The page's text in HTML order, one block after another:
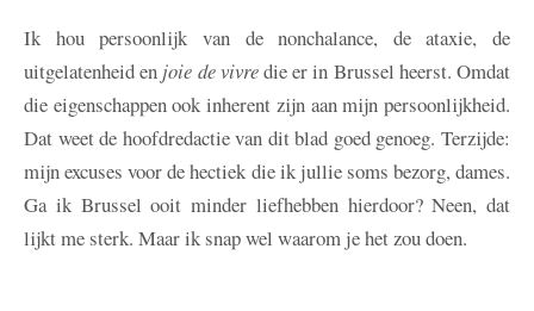
Ik hou persoonlijk van de nonchalance, de ataxie, de
uitgelatenheid en joie de vivredie er in Brussel heerst. Omdat
die eigenschappen ook inherent zijn aan mijn persoonlijkheid.
Dat weet de hoofdredactie van dit blad goed genoeg. Terzijde:
mijn excuses voor de hectiek die ik jullie soms bezorg, dames.
Ga ik Brussel ooit minder liefhebben hierdoor? Neen, dat
lijkt me sterk. Maar ik snap wel waarom je het zou doen.